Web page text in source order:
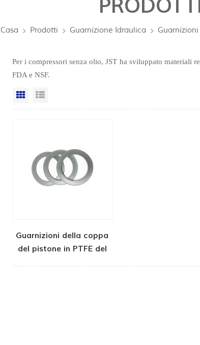
Casa Prodotti Guarnizione Idraulica Guarnizioni
Per i compressori senza olio, JST ha sviluppato materiali
FDA e NSF.
Vista a griglia
Guarnizioni della coppa
del pistone in PTFE del